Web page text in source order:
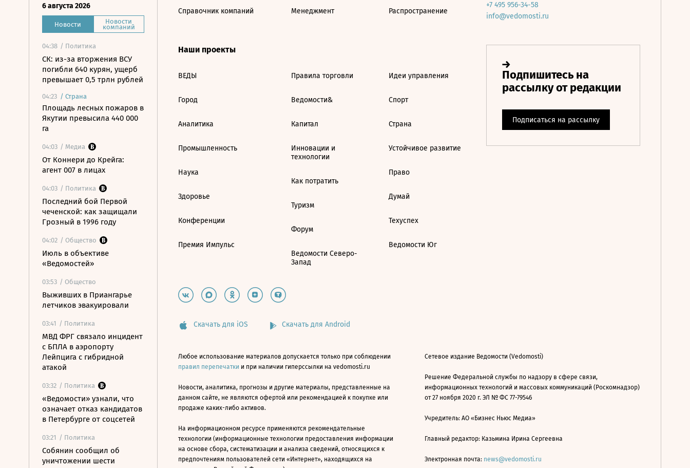
6 августа 2026
Новости Новости
компаний
04:38 / Политика
СК: из-за вторжения ВСУ
погибли 640 курян, ущерб
превышает 0,5 трлн рублей
04:23 / Страна
Площадь лесных пожаров в
Якутии превысила 440 000
га
04:03 / Медиа
От Коннери до Крейга:
агент 007 в лицах
04:03 / Политика
Последний бой Первой
чеченской: как защищали
Грозный в 1996 году
04:02 / Общество
Июль в объективе
«Ведомостей»
03:53 / Общество
Выживших в Приангарье
летчиков эвакуировали
03:41 / Политика
МВД ФРГ связало инцидент
с БПЛА в аэропорту
Лейпцига с гибридной
атакой
03:32 / Политика
«Ведомости» узнали, что
означает отказ кандидатов
в Петербурге от соцсетей
03:21 / Политика
Собянин сообщил об
уничтожении шести
Справочник компаний Менеджмент Распространение
Наши проекты
ВЕДЫ
Город
Аналитика
Промышленность
Наука
Здоровье
Конференции
Премия Импульс
Правила торговли
Ведомости&
Капитал
Инновации и
технологии
Как потратить
Туризм
Форум
Ведомости Северо-
Запад
Идеи управления
Спорт
Страна
Устойчивое развитие
Право
Думай
Техуспех
Ведомости Юг
+7 495 956-34-58
info@vedomosti.ru
Скачать для iOS Скачать для Android
Любое использование материалов допускается только при соблюдении
правил перепечатки и при наличии гиперссылки на vedomosti.ru
Новости, аналитика, прогнозы и другие материалы, представленные на
данном сайте, не являются офертой или рекомендацией к покупке или
продаже каких-либо активов.
На информационном ресурсе применяются рекомендательные
технологии (информационные технологии предоставления информации
на основе сбора, систематизации и анализа сведений, относящихся к
предпочтениям пользователей сети «Интернет», находящихся на
Сетевое издание Ведомости (Vedomosti)
Решение Федеральной службы по надзору в сфере связи,
информационных технологий и массовых коммуникаций (Роскомнадзор)
от 27 ноября 2020 г. ЭЛ № ФС 77-79546
Учредитель: АО «Бизнес Ньюс Медиа»
Главный редактор: Казьмина Ирина Сергеевна
Электронная почта: news@vedomosti.ru